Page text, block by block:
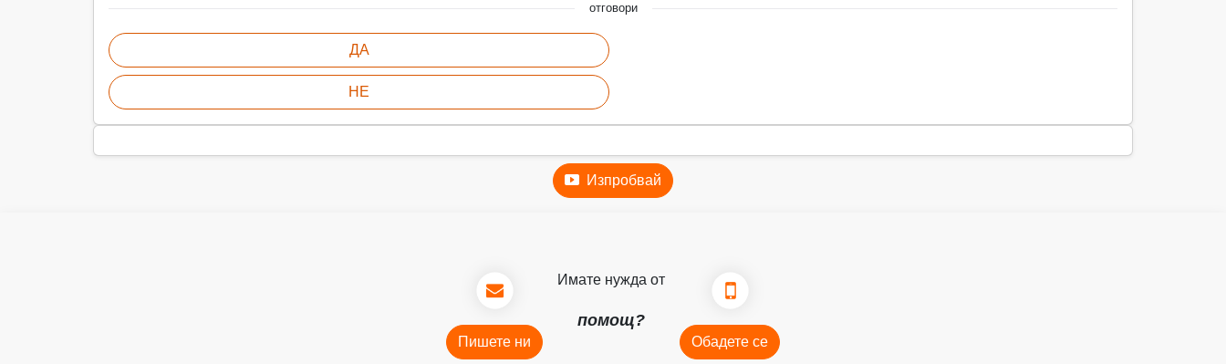
отговори
ДА
НЕ
Изпробвай
Пишете ни
Имате нужда от
помощ?
Обадете се